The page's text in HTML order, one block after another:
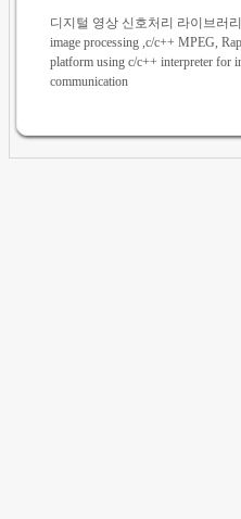
디지털 영상 신호처리 라이브러
image processing ,c/c++ MPEG,
platform using c/c++ interpreter for
communication